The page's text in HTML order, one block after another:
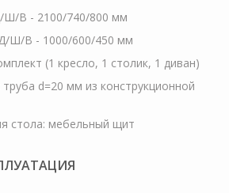
Ш/В - 2100/740/800 мм
Ш/В - 1000/600/450 мм
(1 кресло, 1 столик, 1 диван)
d=20 мм из конструкционной
стола: мебельный щит